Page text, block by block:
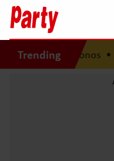
Trendingop Mykonos•